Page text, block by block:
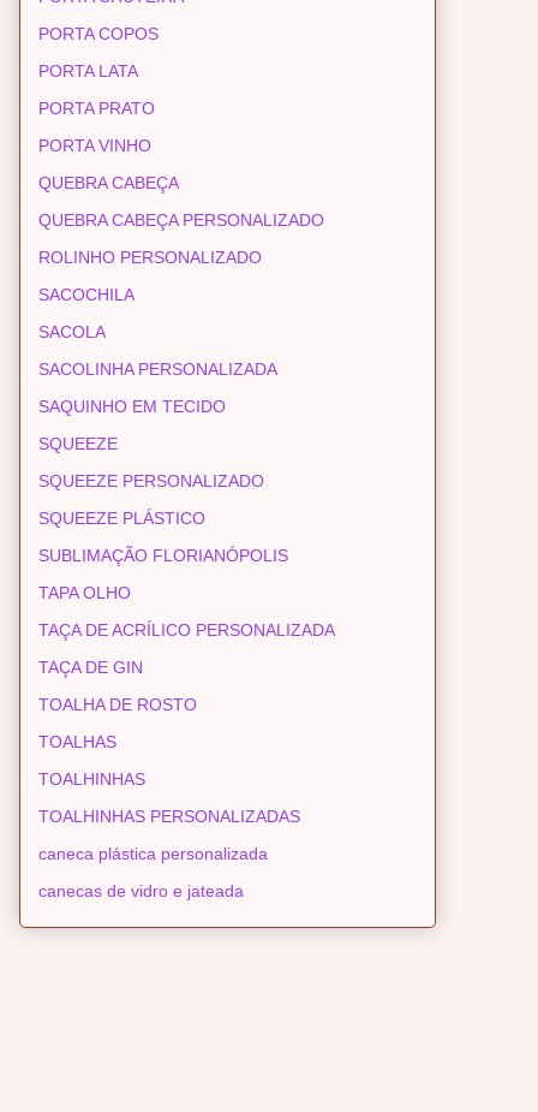
PORTA COPOS
PORTA LATA
PORTA PRATO
PORTA VINHO
QUEBRA CABEÇA
QUEBRA CABEÇA PERSONALIZADO
ROLINHO PERSONALIZADO
SACOCHILA
SACOLA
SACOLINHA PERSONALIZADA
SAQUINHO EM TECIDO
SQUEEZE
SQUEEZE PERSONALIZADO
SQUEEZE PLÁSTICO
SUBLIMAÇÃO FLORIANÓPOLIS
TAPA OLHO
TAÇA DE ACRÍLICO PERSONALIZADA
TAÇA DE GIN
TOALHA DE ROSTO
TOALHAS
TOALHINHAS
TOALHINHAS PERSONALIZADAS
caneca plástica personalizada
canecas de vidro e jateada